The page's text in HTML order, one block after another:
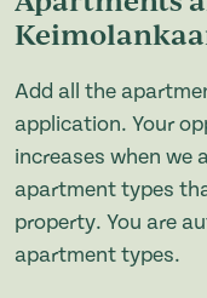
Add all the
application. Your
increases when we
apartment types
property. You are
apartment types.